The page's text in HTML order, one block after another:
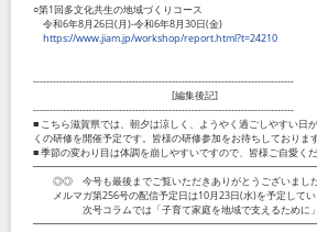
○第1回多文化共生の地域づくりコース
令和6年8月26日(月)-令和6年8月30日(金)
https://www.jiam.jp/workshop/report.html?t=24210
-------------------------------------------------------------------------------
[編集後記]
-------------------------------------------------------------------------------
■ こちら滋賀県では、朝夕は涼しく、ようやく過ごしやすい日
くの研修を開催予定です。皆様の研修参加をお待ちしております
■ 季節の変わり目は体調を崩しやすいですので、皆様ご自愛く
◎◎ 今号も最後までご覧いただきありがとうございま
メルマガ第256号の配信予定日は10月23日(水)を予定してい
次号コラムでは「子育て家庭を地域で支えるために」